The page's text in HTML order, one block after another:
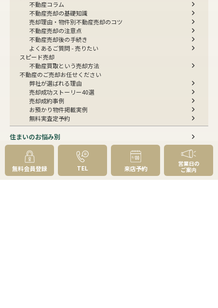
不動産コラム
不動産売却の基礎知識
売却理由・物件別不動産売却のコツ
不動産売却の注意点
不動産売却後の手続き
よくあるご質問 - 売りたい
スピード売却
不動産買取という売却方法
不動産のご売却お任せください
弊社が選ばれる理由
売却成功ストーリー40選
売却成約事例
お預かり物件掲載実例
無料実査定予約
住まいのお悩み別
会社案内
会社案内TOP
無料会員登録 TEL 来店予約
営業日の
ご案内